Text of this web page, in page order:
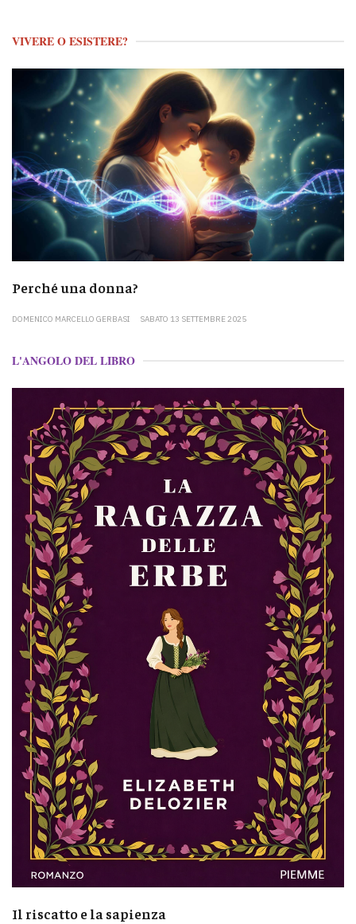
VIVERE O ESISTERE?
Perché una donna?
DOMENICO MARCELLO GERBASI SABATO 13 SETTEMBRE 2025
L'ANGOLO DEL LIBRO
Il riscatto e la sapienza